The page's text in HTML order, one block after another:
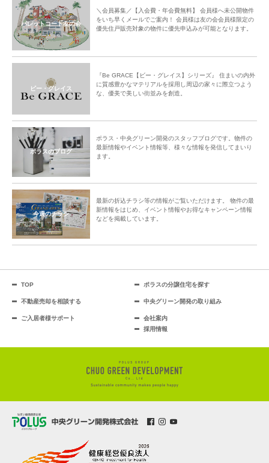
パレットコート友の会
＼会員募集／【入会費・年会費無料】 会員様へ未公開物件
をいち早くメールでご案内！ 会員様は友の会会員様限定の
優先住戸販売対象の物件に優先申込みが可能となります。
ビー・グレイス
『Be GRACE【ビー・グレイス】シリーズ』 住まいの内外
に質感豊かなマテリアルを採用し周辺の家々に際立つよう
な、優美で美しい街並みを創造。
ポラスのブログ
ポラス・中央グリーン開発のスタッフブログです。物件の
最新情報やイベント情報等、様々な情報を発信してまいり
ます。
今週のチラシ
最新の折込チラシ等の情報がご覧いただけます。 物件の最
新情報をはじめ、イベント情報やお得なキャンペーン情報
などを掲載しています。
TOP ポラスの分譲住宅を探す
不動産売却を相談する 中央グリーン開発の取り組み
ご入居者様サポート
会社案内
採用情報